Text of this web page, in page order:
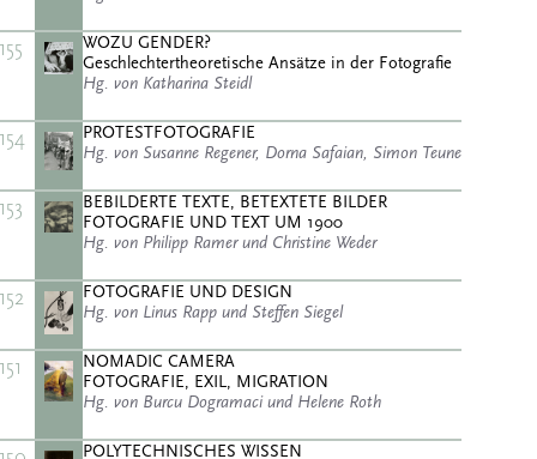
155
WOZU GENDER?
Geschlechtertheoretische Ansätze in der Fotografie
Hg. von Katharina Steidl
154
PROTESTFOTOGRAFIE
Hg. von Susanne Regener, Dorna Safaian, Simon Teune
153
BEBILDERTE TEXTE, BETEXTETE BILDER
FOTOGRAFIE UND TEXT UM 1900
Hg. von Philipp Ramer und Christine Weder
152
FOTOGRAFIE UND DESIGN
Hg. von Linus Rapp und Steffen Siegel
151
NOMADIC CAMERA
FOTOGRAFIE, EXIL, MIGRATION
Hg. von Burcu Dogramaci und Helene Roth
POLYTECHNISCHES WISSEN